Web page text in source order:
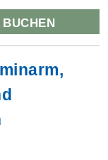
BUCHEN